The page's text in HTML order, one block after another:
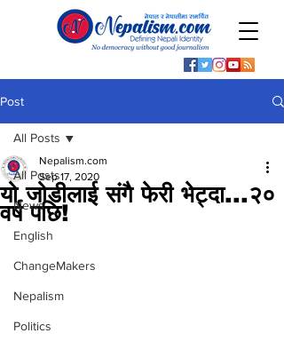
Post
All Posts
News
English
ChangeMakers
Nepalism
Politics
All Posts
यो जोडीलाई संगै फेरी भेट्दा...२०
वर्ष पछि!
Nepalism.com
Sep 17, 2020